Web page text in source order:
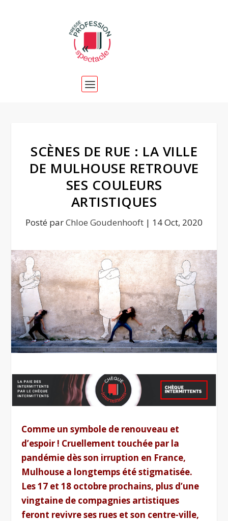
SCÈNES DE RUE : LA VILLE
DE MULHOUSE RETROUVE
SES COULEURS
ARTISTIQUES
Posté parChloe Goudenhooft | 14 Oct, 2020
Comme un symbole de renouveau et
d’espoir ! Cruellement touchée par la
pandémie dès son irruption en France,
Mulhouse a longtemps été stigmatisée.
Les 17 et 18 octobre prochains, plus d’une
vingtaine de compagnies artistiques
feront revivre ses rues et son centre-ville,